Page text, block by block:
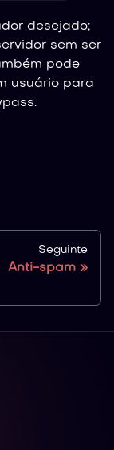
desejado;
sem ser
pode
usuário para
Seguinte
Anti-spam